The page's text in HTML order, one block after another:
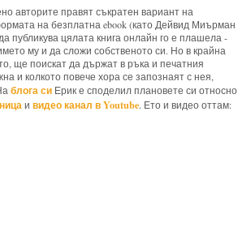
авторите правят съкратен вариант на
на безплатна ebook (като Дейвид Миърман
публикува цялата книга онлайн го е плашела -
му и да сложи собственото си. Но в крайна
ще поискат да държат в ръка и печатния
и колкото повече хора се запознаят с нея,
блога си Ерик е споделил плановете си относно
и видео канал в Youtube. Ето и видео оттам: